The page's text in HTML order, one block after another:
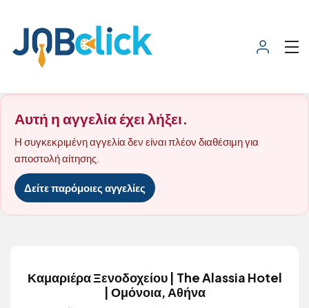
Αυτή η αγγελία έχει λήξει.
Η συγκεκριμένη αγγελία δεν είναι πλέον διαθέσιμη για
αποστολή αίτησης.
Δείτε παρόμοιες αγγελίες
Καμαριέρα Ξενοδοχείου | The Alassia Hotel
| Ομόνοια, Αθήνα